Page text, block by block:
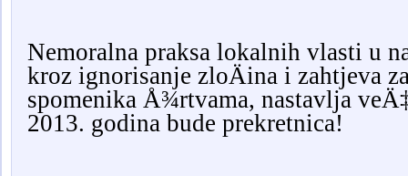
Nemoralna praksa lokalnih vlasti u
kroz ignorisanje zloÄina i zahtjeva
spomenika Å¾rtvama, nastavlja
2013. godina bude prekretnica!